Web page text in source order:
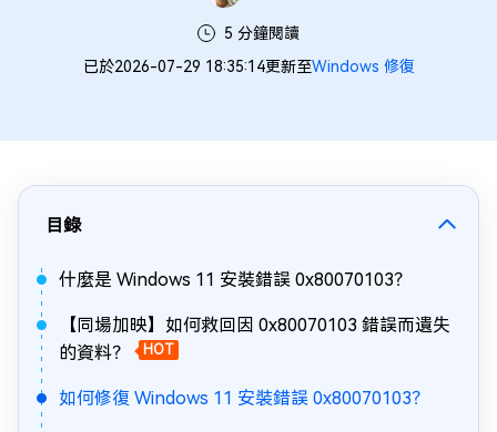
5 分鐘閱讀
已於2026-07-29 18:35:14更新至Windows 修復
目錄
什麼是 Windows 11 安裝錯誤 0x80070103？
【同場加映】如何救回因 0x80070103 錯誤而遺失
的資料？
HOT
如何修復 Windows 11 安裝錯誤 0x80070103？